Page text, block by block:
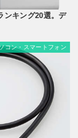
ンキング20選。デ
コン・スマートフォン